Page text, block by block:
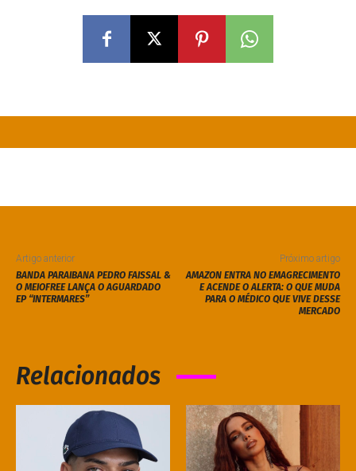
Artigo anterior
BANDA PARAIBANA PEDRO FAISSAL &
O MEIOFREE LANÇA O AGUARDADO
EP “INTERMARES”
Próximo artigo
AMAZON ENTRA NO EMAGRECIMENTO
E ACENDE O ALERTA: O QUE MUDA
PARA O MÉDICO QUE VIVE DESSE
MERCADO
Relacionados